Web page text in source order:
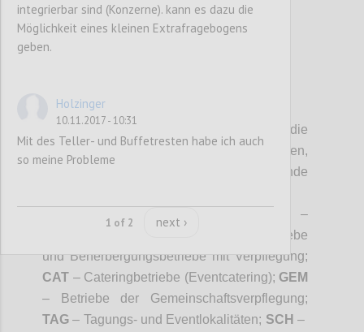
P3
Sofern nicht anders angegeben, gelten die
MUSS-Kriterien immer für alle Betriebstypen,
wobei für die Ausnahmen folgende
–
- Gastronomiebetriebe
und Beherbergungsbetriebe mit Verpflegung;
CAT – Cateringbetriebe (Eventcatering); GEM
– Betriebe der Gemeinschaftsverpflegung;
TAG– Tagungs- und Eventlokalitäten; SCH–
integrierbar sind (Konzerne). kann es dazu die
Möglichkeit eines kleinen Extrafragebogens
geben.
Holzinger
10.11.2017 - 10:31
Mit des Teller- und Buffetresten habe ich auch
so meine Probleme
1 of 2 next ›